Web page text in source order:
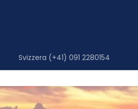
Svizzera (+41) 091 2280154